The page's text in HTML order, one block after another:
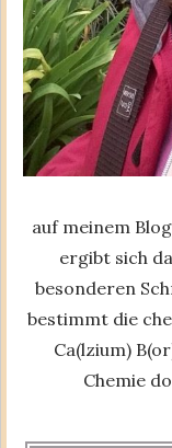
auf meinem
ergibt sich
besonderen
bestimmt die
Ca(lzium)
Chemie